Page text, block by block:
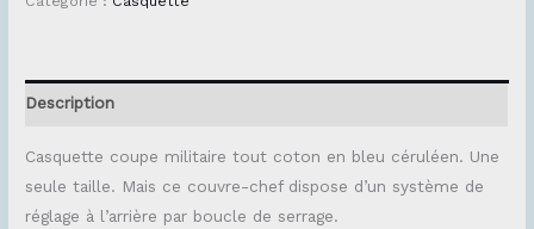
Description
Casquette coupe militaire tout coton en bleu céruléen. Une
seule taille. Mais ce couvre-chef dispose d’un système de
réglage à l’arrière par boucle de serrage.